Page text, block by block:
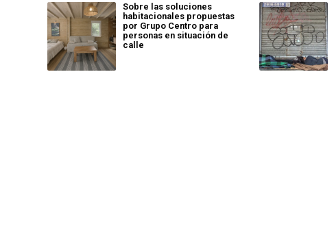
Sobre las soluciones
habitacionales propuestas
por Grupo Centro para
personas en situación de
calle